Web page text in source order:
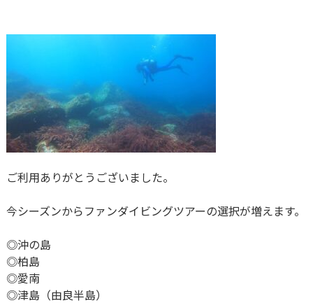
ご利用ありがとうございました。
今シーズンからファンダイビングツアーの選択が増えます。
◎沖の島
◎柏島
◎愛南
◎津島（由良半島）